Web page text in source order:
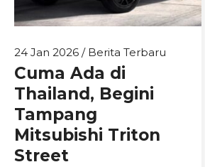
24 Jan 2026 / Berita Terbaru
Cuma Ada di
Thailand, Begini
Tampang
Mitsubishi Triton
Street